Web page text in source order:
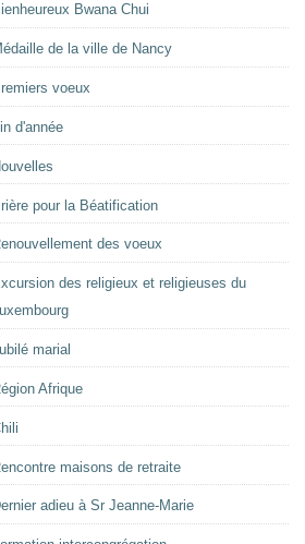
Bwana Chui
de la ville de Nancy
voeux
d'année
pour la Béatification
des voeux
des religieux et religieuses du
marial
Afrique
maisons de retraite
adieu à Sr Jeanne-Marie